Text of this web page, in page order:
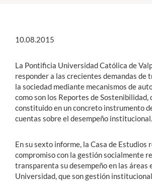
Pregrado
Formación Continua
Estudiantes
Funcionarios
Alumni
10.08.2015
La Pontificia Universidad Católica de
responder a las crecientes demandas de
la sociedad mediante mecanismos de
como son los Reportes de Sostenibilidad,
constituido en un concreto instrumento
cuentas sobre el desempeño institucional.
En su sexto informe, la Casa de Estudios
compromiso con la gestión socialmente
transparenta su desempeño en las áreas
Universidad, que son gestión